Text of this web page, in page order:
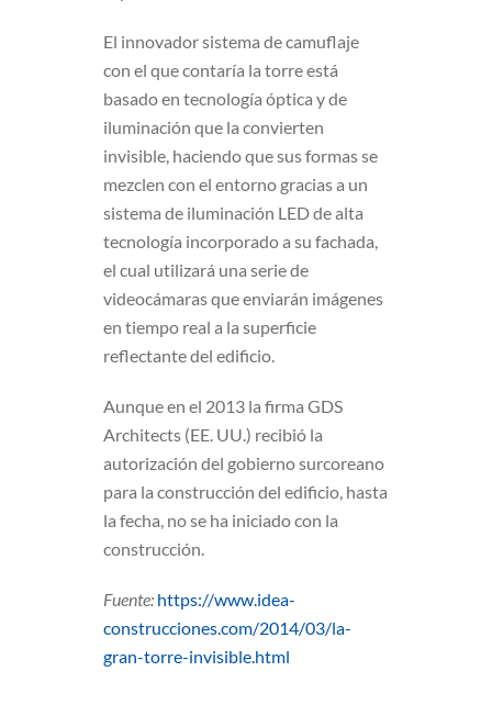
El innovador sistema de camuflaje
con el que contaría la torre está
basado en tecnología óptica y de
iluminación que la convierten
invisible, haciendo que sus formas se
mezclen con el entorno gracias a un
sistema de iluminación LED de alta
tecnología incorporado a su fachada,
el cual utilizará una serie de
videocámaras que enviarán imágenes
en tiempo real a la superficie
reflectante del edificio.
Aunque en el 2013 la firma GDS
Architects (EE. UU.) recibió la
autorización del gobierno surcoreano
para la construcción del edificio, hasta
la fecha, no se ha iniciado con la
construcción.
Fuente: https://www.idea-
construcciones.com/2014/03/la-
gran-torre-invisible.html